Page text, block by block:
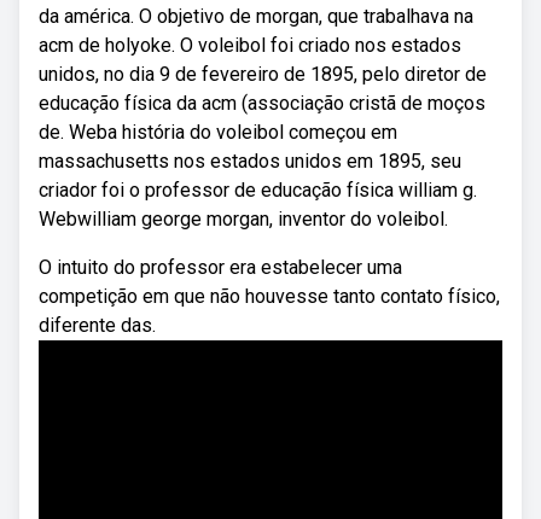
da américa. O objetivo de morgan, que trabalhava na
acm de holyoke. O voleibol foi criado nos estados
unidos, no dia 9 de fevereiro de 1895, pelo diretor de
educação física da acm (associação cristã de moços
de. Weba história do voleibol começou em
massachusetts nos estados unidos em 1895, seu
criador foi o professor de educação física william g.
Webwilliam george morgan, inventor do voleibol.
O intuito do professor era estabelecer uma
competição em que não houvesse tanto contato físico,
diferente das.